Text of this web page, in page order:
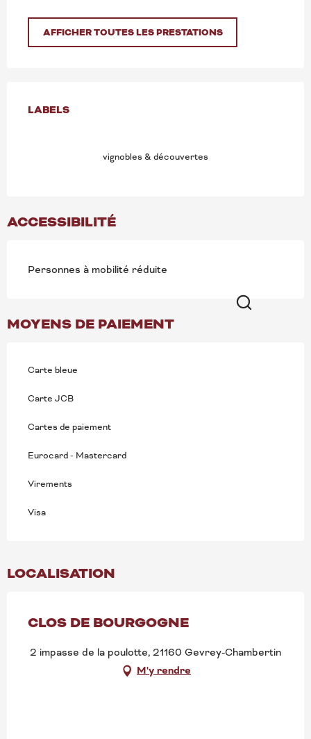
AFFICHER TOUTES LES PRESTATIONS
OFFRES DE PRESTATIONS
LABELS
LABELS
vignobles & découvertes
ACCESSIBILITÉ
Personnes à mobilité réduite
MOYENS DE PAIEMENT
Carte bleue
Carte JCB
Cartes de paiement
Eurocard - Mastercard
Virements
Visa
LOCALISATION
CLOS DE BOURGOGNE
2 impasse de la poulotte, 21160 Gevrey-Chambertin
M'y rendre